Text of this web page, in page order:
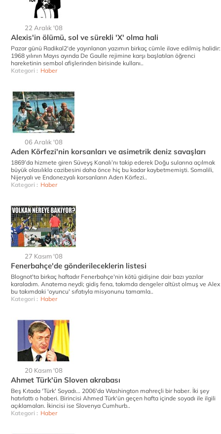
22 Aralık '08
Alexis'in ölümü, sol ve sürekli 'X' olma hali
Pazar günü Radikal2'de yayınlanan yazımın birkaç cümle ilave edilmiş halidir:
1968 yılının Mayıs ayında De Gaulle rejimine karşı başlatılan öğrenci
hareketinin sembol afişlerinden birisinde kullanı..
Kategori : Haber
06 Aralık '08
Aden Körfezi'nin korsanları ve asimetrik deniz savaşları
1869’da hizmete giren Süveyş Kanalı’nı takip ederek Doğu sularına açılmak
büyük olasılıkla cazibesini daha önce hiç bu kadar kaybetmemişti. Somalili,
Nijeryalı ve Endonezyalı korsanların Aden Körfezi..
Kategori : Haber
27 Kasım '08
Fenerbahçe'de gönderileceklerin listesi
Blognot'ta birkaç haftadır Fenerbahçe'nin kötü gidişine dair bazı yazılar
karaladım. Anatema neydi; gidiş fena, takımda dengeler altüst olmuş ve Alex
bu takımdaki 'oyuncu' sıfatıyla misyonunu tamamla..
Kategori : Haber
20 Kasım '08
Ahmet Türk'ün Sloven akrabası
Beş Kıtada 'Türk' Soyadı... 2006'da Washington mahreçli bir haber. İki şey
hatırlattı o haberi. Birincisi Ahmed Türk'ün geçen hafta içinde soyadı ile ilgili
açıklamaları. İkincisi ise Slovenya Cumhurb..
Kategori : Haber